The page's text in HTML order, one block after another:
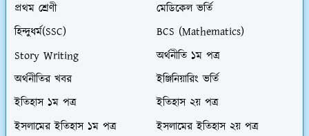
প্রথম শ্রেণী
মেডিকেল ভর্তি
হিন্দুধর্ম(SSC)
BCS (Mathematics)
Story Writing
অর্থনীতি ১ম পত্র
অর্থনীতির খবর
ইঞ্জিনিয়ারিং ভর্তি
ইতিহাস ১ম পত্র
ইতিহাস ২য় পত্র
ইসলামের ইতিহাস ১ম পত্র
ইসলামের ইতিহাস ২য় পত্র